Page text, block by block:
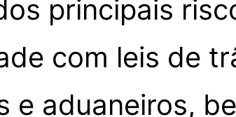
principais
com leis de
e aduaneiros,